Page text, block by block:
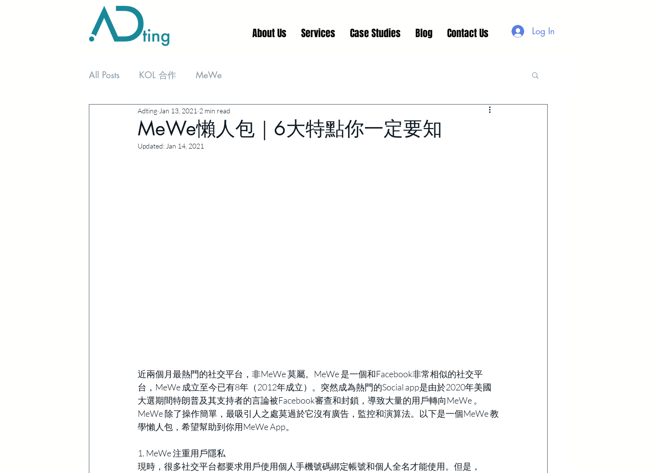
About Us Services Case Studies Blog Contact Us Log In
All Posts KOL 合作 MeWe
MeWe懶人包｜6大特點你一定要知
Adting Jan 13, 2021 2 min read
Updated: Jan 14, 2021
近兩個月最熱門的社交平台，非MeWe 莫屬。MeWe 是一個和Facebook非常相似的社交平
台，MeWe 成立至今已有8年（2012年成立）。突然成為熱門的Social app是由於2020年美國
大選期間特朗普及其支持者的言論被Facebook審查和封鎖，導致大量的用戶轉向MeWe 。
MeWe 除了操作簡單，最吸引人之處莫過於它沒有廣告，監控和演算法。以下是一個MeWe 教
學懶人包，希望幫助到你用MeWe App。
1. MeWe 注重用戶隱私
現時，很多社交平台都要求用戶使用個人手機號碼綁定帳號和個人全名才能使用。但是，